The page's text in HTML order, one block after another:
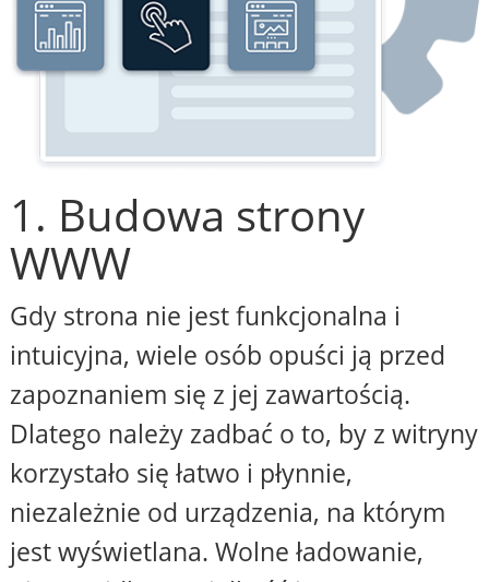
1. Budowa strony
WWW
Gdy strona nie jest funkcjonalna i
intuicyjna, wiele osób opuści ją przed
zapoznaniem się z jej zawartością.
Dlatego należy zadbać o to, by z witryny
korzystało się łatwo i płynnie,
niezależnie od urządzenia, na którym
jest wyświetlana. Wolne ładowanie,